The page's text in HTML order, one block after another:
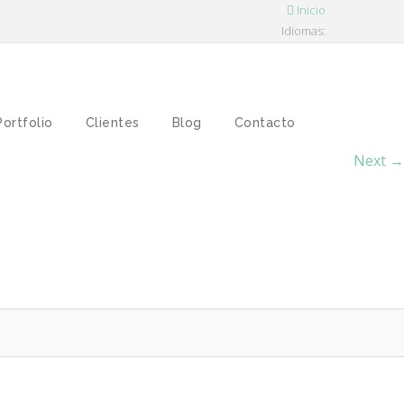
Inicio
Idiomas:
Clientes Blog Contacto
Next →